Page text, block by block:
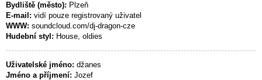
Bydliště (město): Plzeň
E-mail: vidí pouze registrovaný uživatel
WWW: soundcloud.com/dj-dragon-cze
Hudební styl: House, oldies
Uživatelské jméno: džanes
Jméno a příjmení: Jozef